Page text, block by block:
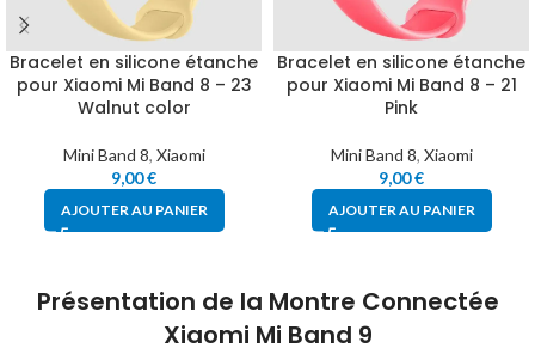
Bracelet en silicone étanche
pour Xiaomi Mi Band 8 – 23
Walnut color
Mini Band 8, Xiaomi
9,00€
AJOUTER AU PANIER
Bracelet en silicone étanche
pour Xiaomi Mi Band 8 – 21
Pink
Mini Band 8, Xiaomi
9,00€
AJOUTER AU PANIER
Présentation de la Montre Connectée
Xiaomi Mi Band 9